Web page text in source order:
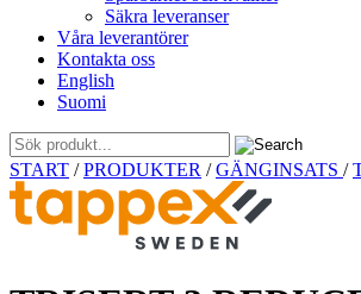
Säkra leveranser
Våra leverantörer
Kontakta oss
English
Suomi
Skip
to
content
START /PRODUKTER /GÄNGINSATS /